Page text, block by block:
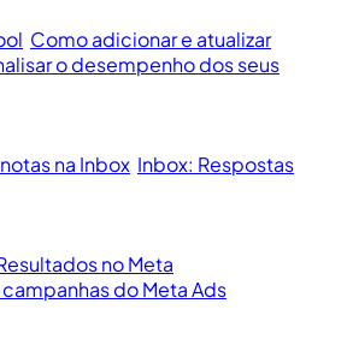
Como adicionar e atualizar
o desempenho dos seus
na Inbox Inbox: Respostas
no Meta
do Meta Ads